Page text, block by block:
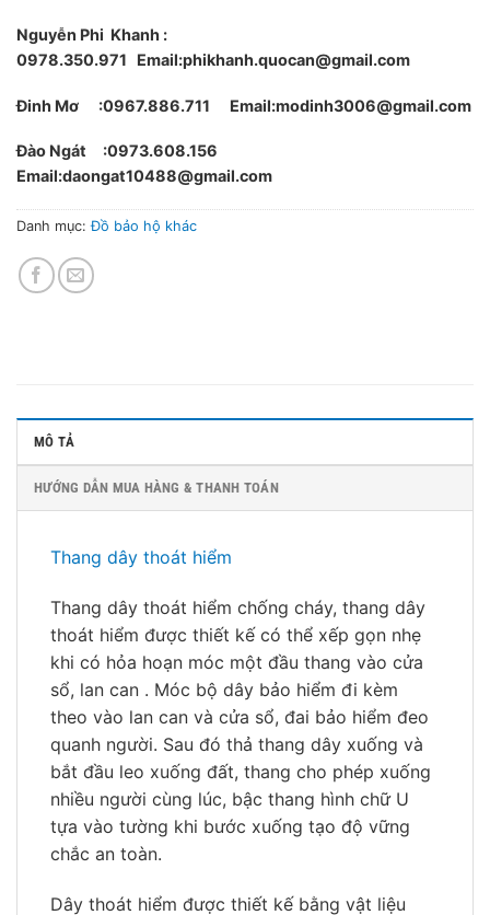
Nguyễn Phi Khanh :
0978.350.971 Email:phikhanh.quocan@gmail.com
Đinh Mơ :0967.886.711 Email:modinh3006@gmail.com
Đào Ngát :0973.608.156
Email:daongat10488@gmail.com
Danh mục:Đồ bảo hộ khác
MÔ TẢ
HƯỚNG DẪN MUA HÀNG & THANH TOÁN
Thang dây thoát hiểm
Thang dây thoát hiểm chống cháy, thang dây
thoát hiểm được thiết kế có thể xếp gọn nhẹ
khi có hỏa hoạn móc một đầu thang vào cửa
sổ, lan can . Móc bộ dây bảo hiểm đi kèm
theo vào lan can và cửa sổ, đai bảo hiểm đeo
quanh người. Sau đó thả thang dây xuống và
bắt đầu leo xuống đất, thang cho phép xuống
nhiều người cùng lúc, bậc thang hình chữ U
tựa vào tường khi bước xuống tạo độ vững
chắc an toàn.
Dây thoát hiểm được thiết kế bằng vật liệu